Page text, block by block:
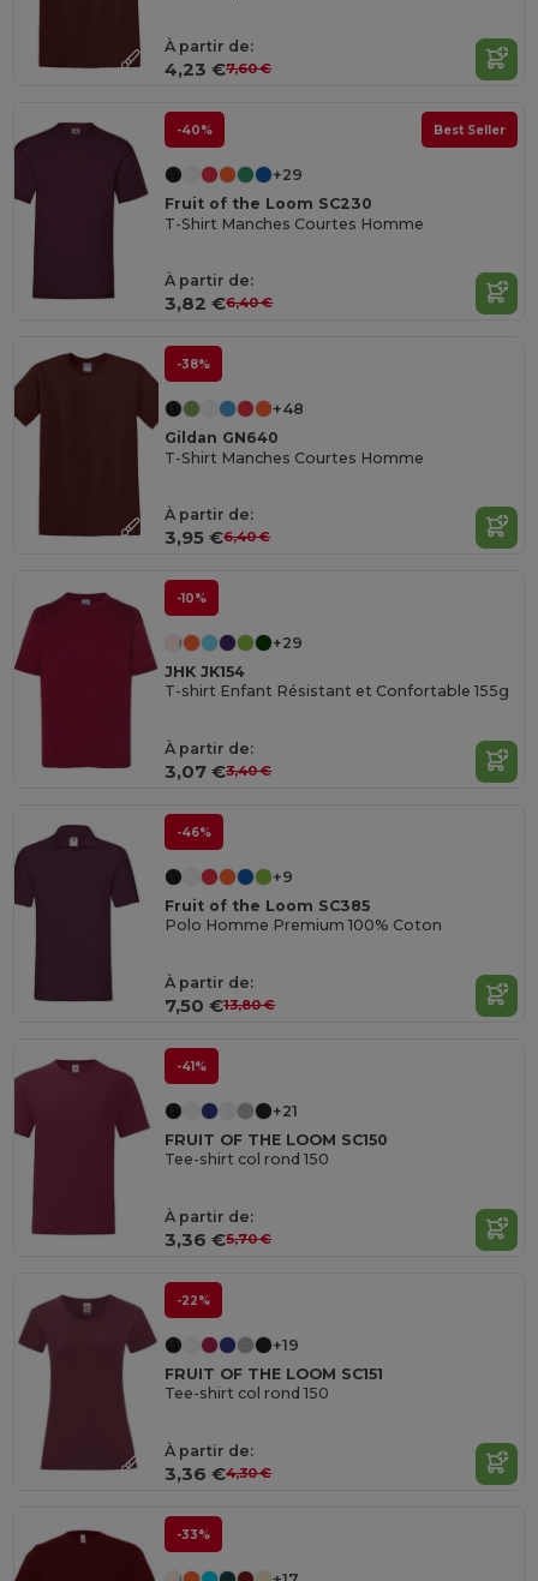
À partir de:
4,23 €7,60 €
-40% Best Seller
+29
Fruit of the Loom SC230
T-Shirt Manches Courtes Homme
À partir de:
3,82 €6,40 €
-38%
+48
Gildan GN640
T-Shirt Manches Courtes Homme
À partir de:
3,95 €6,40 €
-10%
+29
JHK JK154
T-shirt Enfant Résistant et Confortable 155g
À partir de:
3,07 €3,40 €
-46%
+9
Fruit of the Loom SC385
Polo Homme Premium 100% Coton
À partir de:
7,50 €13,80 €
-41%
+21
FRUIT OF THE LOOM SC150
Tee-shirt col rond 150
À partir de:
3,36 €5,70 €
-22%
+19
FRUIT OF THE LOOM SC151
Tee-shirt col rond 150
À partir de:
3,36 €4,30 €
-33%